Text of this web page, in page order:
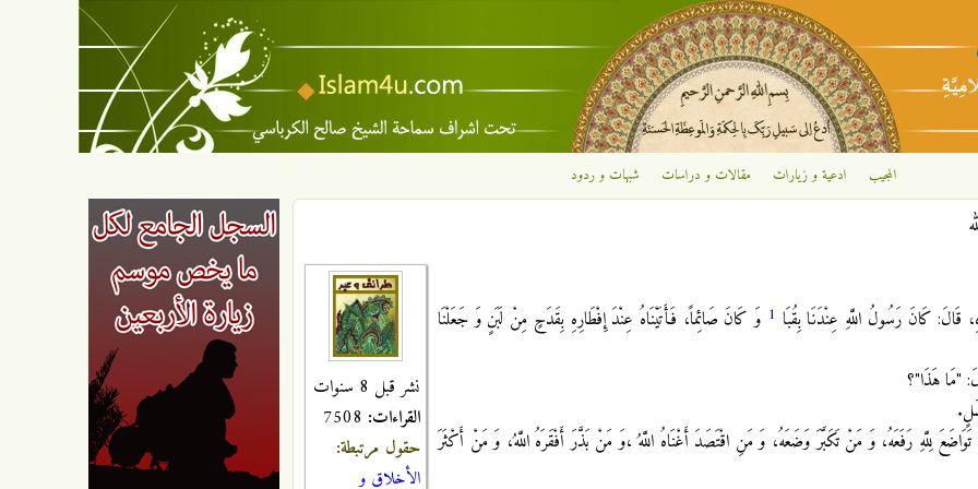
تجاوز إلى المحتوى الرئيسي
المجيب ادعية و زيارات مقالات و دراسات شبهات و ردود
نشر قبل 8 سنوات
القراءات:
حقول مرتبطة:
الأخلاق و
كَانَ رَسُولُ اللَّهِ عِنْدَنَا بِقُبَا 1 وَ كَانَ صَائِماً، فَأَتَيْنَاهُ عِنْدَ إِفْطَارِهِ بِقَدَحٍ مِنْ لَبَنٍ وَ جَعَلْنَا
"مَا هَذَا"؟
لِلَّهِ رَفَعَهُ، وَ مَنْ تَكَبَّرَ وَضَعَهُ، وَ مَنِ اقْتَصَدَ أَغْنَاهُ اللَّهُ ،وَ مَنْ بَذَّرَ أَفْقَرَهُ اللَّهُ، وَ مَنْ أَكْثَرَ